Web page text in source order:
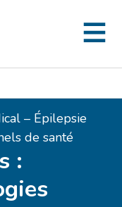
– Épilepsie
de santé
: